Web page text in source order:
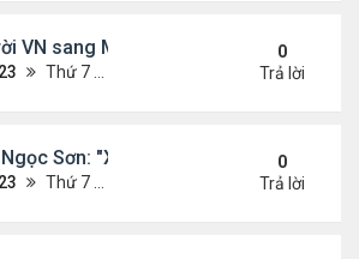
VN sang Mỹ nói thẳng: "Tôi thấy
Thứ 7 Tháng 8 08, 2026 6:40 pm
0
Trả lời
Sơn: "Xã hội này cần những bài
Thứ 7 Tháng 8 08, 2026 6:35 pm
0
Trả lời